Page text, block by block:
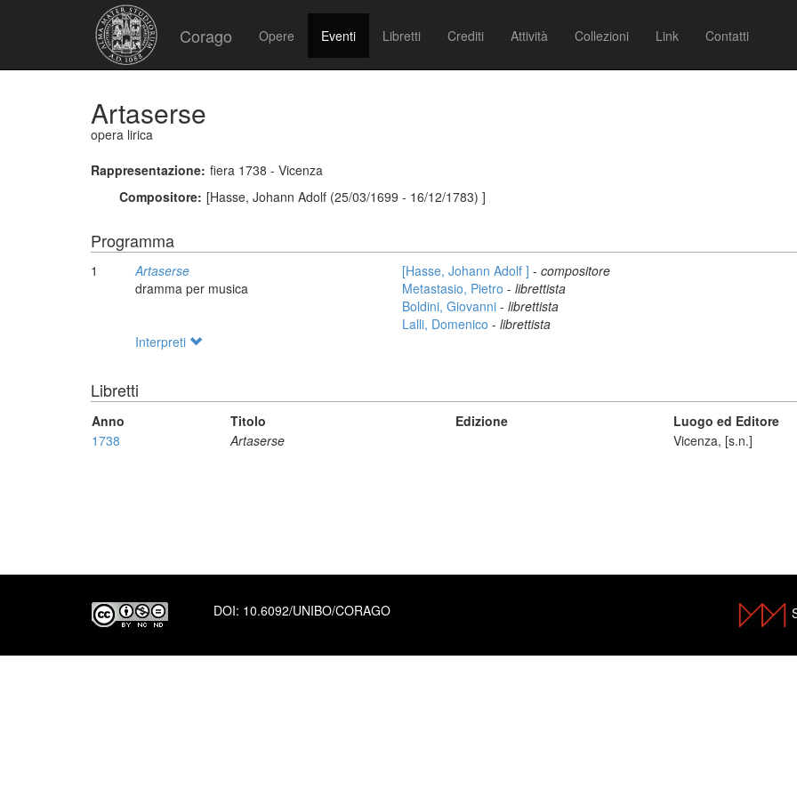
Corago Opere Eventi Libretti Crediti Attività Collezioni Link Contatti
Artaserse
opera lirica
Rappresentazione: fiera 1738 - Vicenza
Compositore: [Hasse, Johann Adolf (25/03/1699 - 16/12/1783) ]
Programma
1
Artaserse
dramma per musica
[Hasse, Johann Adolf ] - compositore
Metastasio, Pietro - librettista
Boldini, Giovanni - librettista
Lalli, Domenico - librettista
Interpreti
Libretti
Anno Titolo Edizione
Luogo ed Editore
1738
Artaserse Vicenza, [s.n.]
DOI: 10.6092/UNIBO/CORAGO